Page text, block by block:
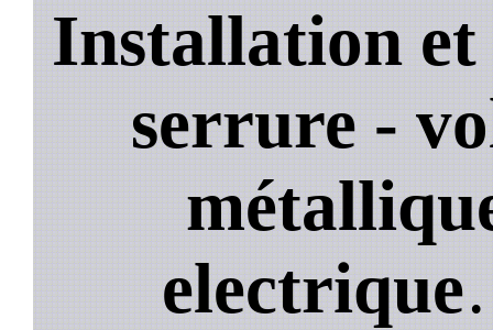
Installation
serrure -
electrique